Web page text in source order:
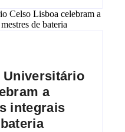
Universitário
a
integrais